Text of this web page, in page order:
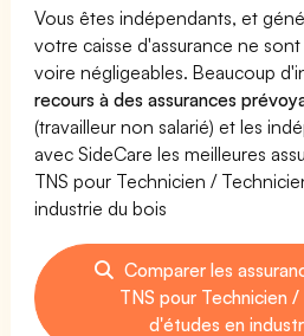
Vous êtes indépendants, et
votre caisse d'assurance ne
voire négligeables. Beaucoup
recours à des assurances
(travailleur non salarié) et les
avec SideCare les meilleures
TNS pour Technicien /
industrie du bois
Comparer les
TNS pour Technicien
d'études en